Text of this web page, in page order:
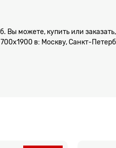
Вы можете, купить или
в: Москву, Санкт-